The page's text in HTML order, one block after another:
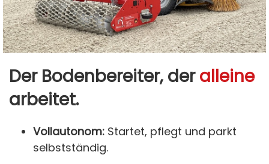
Der Bodenbereiter, deralleine
arbeitet.
Vollautonom: Startet, pflegt und parkt
selbstständig.